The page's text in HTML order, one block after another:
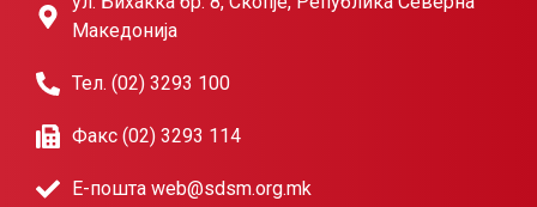
Македонија
Тел. (02) 3293 100
Факс (02) 3293 114
Е-пошта web@sdsm.org.mk